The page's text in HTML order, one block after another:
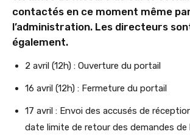
contactés en ce moment même
l’administration. Les directeurs
également.
2 avril (12h) : Ouverture du portail
16 avril (12h) : Fermeture du portail
17 avril : Envoi des accusés de
date limite de retour des demandes